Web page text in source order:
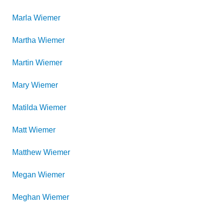
Marla Wiemer
Martha Wiemer
Martin Wiemer
Mary Wiemer
Matilda Wiemer
Matt Wiemer
Matthew Wiemer
Megan Wiemer
Meghan Wiemer